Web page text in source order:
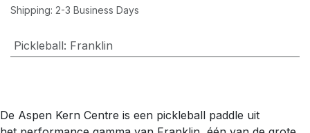
Shipping: 2-3 Business Days
Pickleball: Franklin
De Aspen Kern Centre is een pickleball paddle uit